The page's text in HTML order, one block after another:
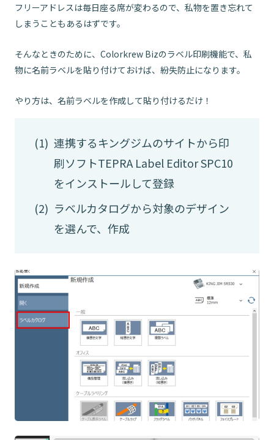
フリーアドレスは毎日座る席が変わるので、私物を置き忘れて
しまうこともあるはずです。
そんなときのために、Colorkrew Bizのラベル印刷機能で、私
物に名前ラベルを貼り付けておけば、紛失防止になります。
やり方は、名前ラベルを作成して貼り付けるだけ！
連携するキングジムのサイトから印
刷ソフトTEPRA Label Editor SPC10
をインストールして登録
ラベルカタログから対象のデザイン
を選んで、作成